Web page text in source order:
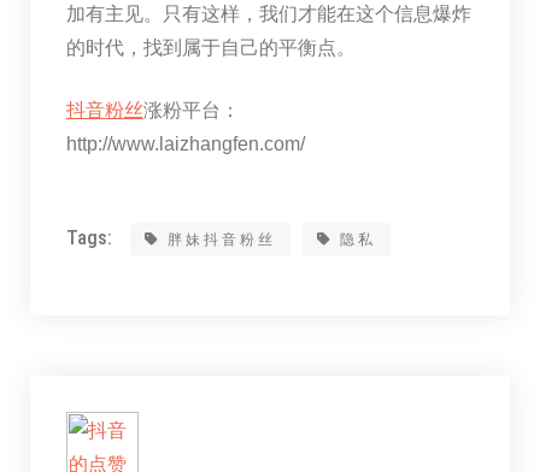
加有主见。只有这样，我们才能在这个信息爆炸
的时代，找到属于自己的平衡点。
抖音粉丝涨粉平台：
http://www.laizhangfen.com/
Tags: 胖妹抖音粉丝 隐私